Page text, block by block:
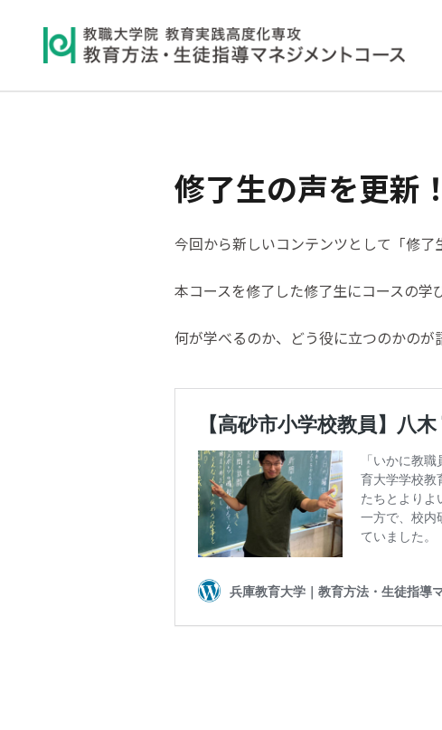
修了生の声を更新！
今回から新しいコンテンツとして「修了
本コースを修了した修了生にコースの学
何が学べるのか、どう役に立つのかのが